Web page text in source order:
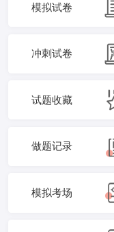
模拟试卷
冲刺试卷
试题收藏
做题记录
模拟考场